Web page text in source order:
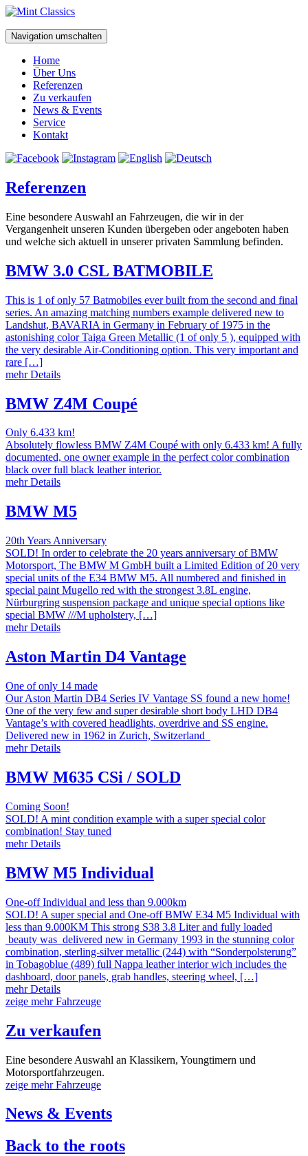
Navigation umschalten
Home
Über Uns
Referenzen
Zu verkaufen
News & Events
Service
Kontakt
Referenzen
Eine besondere Auswahl an Fahrzeugen, die wir in der
Vergangenheit unseren Kunden übergeben oder angeboten haben
und welche sich aktuell in unserer privaten Sammlung befinden.
BMW 3.0 CSL BATMOBILE
This is 1 of only 57 Batmobiles ever built from the second and final
series. An amazing matching numbers example delivered new to
Landshut, BAVARIA in Germany in February of 1975 in the
astonishing color Taiga Green Metallic (1 of only 5 ), equipped with
the very desirable Air-Conditioning option. This very important and
rare […]
mehr Details
BMW Z4M Coupé
Only 6.433 km!
Absolutely flowless BMW Z4M Coupé with only 6.433 km! A fully
documented, one owner example in the perfect color combination
black over full black leather interior.
mehr Details
BMW M5
20th Years Anniversary
SOLD! In order to celebrate the 20 years anniversary of BMW
Motorsport, The BMW M GmbH built a Limited Edition of 20 very
special units of the E34 BMW M5. All numbered and finished in
special paint Mugello red with the strongest 3.8L engine,
Nürburgring suspension package and unique special options like
special BMW ///M upholstery, […]
mehr Details
Aston Martin D4 Vantage
One of only 14 made
Our Aston Martin DB4 Series IV Vantage SS found a new home!
One of the very few and super desirable short body LHD DB4
Vantage’s with covered headlights, overdrive and SS engine.
Delivered new in 1962 in Zurich, Switzerland
mehr Details
BMW M635 CSi / SOLD
Coming Soon!
SOLD! A mint condition example with a super special color
combination! Stay tuned
mehr Details
BMW M5 Individual
One-off Individual and less than 9.000km
SOLD! A super special and One-off BMW E34 M5 Individual with
less than 9.000KM This strong S38 3.8 Liter and fully loaded
beauty was delivered new in Germany 1993 in the stunning color
combination, sterling-silver metallic (244) with “Sonderpolsterung”
in Tobagoblue (489) full Nappa leather interior wich includes the
dashboard, door panels, grab handles, steering wheel, […]
mehr Details
zeige mehr Fahrzeuge
Zu verkaufen
Eine besondere Auswahl an Klassikern, Youngtimern und
Motorsportfahrzeugen.
zeige mehr Fahrzeuge
News & Events
Back to the roots